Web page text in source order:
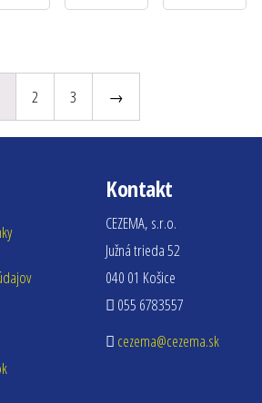
2 3 →
Kontakt
CEZEMA, s.r.o.
Južná trieda 52
040 01 Košice
055 6783557
cezema@cezema.sk